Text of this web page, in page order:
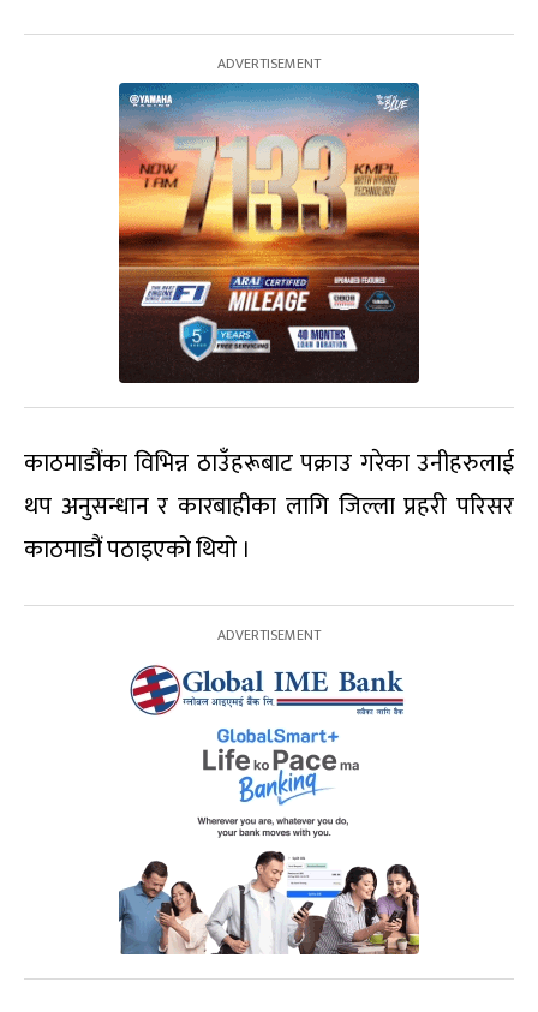
काठमाडौंका विभिन्न ठाउँहरूबाट पक्राउ गरेका उनीहरुलाई
थप अनुसन्धान र कारबाहीका लागि जिल्ला प्रहरी परिसर
काठमाडौं पठाइएको थियो ।